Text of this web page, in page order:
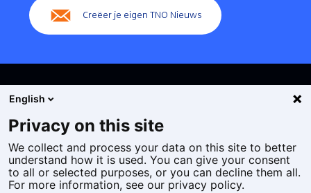
Creëer je eigen TNO Nieuws
Cookies
Privacy statement
Toegankelijkheid
English
Privacy on this site
We collect and process your data on this site to better
understand how it is used. You can give your consent
to all or selected purposes, or you can decline them all.
For more information, see our privacy policy.